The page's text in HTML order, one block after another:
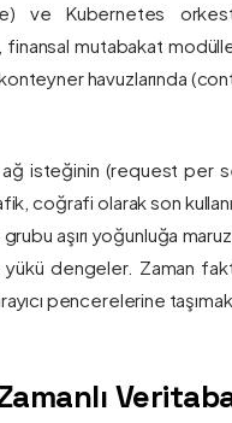
ve Kubernetes
mutabakat
havuzlarında
ağ isteğinin (request per
coğrafi olarak son
aşırı yoğunluğa maruz
dengeler. Zaman
pencerelerine